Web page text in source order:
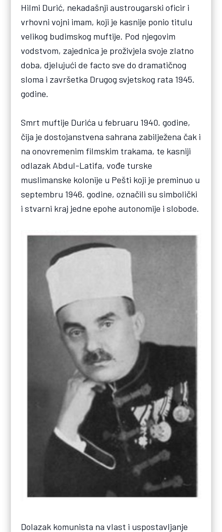
Hilmi Durić, nekadašnji austrougarski oficir i
vrhovni vojni imam, koji je kasnije ponio titulu
velikog budimskog muftije. Pod njegovim
vodstvom, zajednica je proživjela svoje zlatno
doba, djelujući de facto sve do dramatičnog
sloma i završetka Drugog svjetskog rata 1945.
godine.
Smrt muftije Durića u februaru 1940. godine,
čija je dostojanstvena sahrana zabilježena čak i
na onovremenim filmskim trakama, te kasniji
odlazak Abdul-Latifa, vođe turske
muslimanske kolonije u Pešti koji je preminuo u
septembru 1946. godine, označili su simbolički
i stvarni kraj jedne epohe autonomije i slobode.
Dolazak komunista na vlast i uspostavljanje